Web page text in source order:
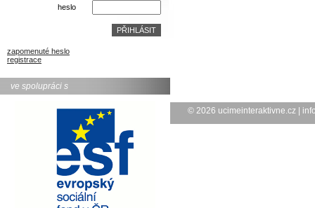
heslo
zapomenuté heslo
registrace
ve spolupráci s
© 2026 ucimeinteraktivne.cz